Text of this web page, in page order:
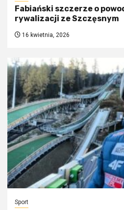
Fabiański szczerze o
rywalizacji ze Szczęsnym
16 kwietnia, 2026
Sport